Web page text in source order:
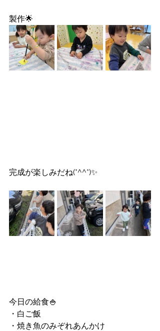
製作🌟
完成が楽しみだね(*^^*)✨
今日の給食🍚
・白ご飯
・焼き魚のみぞれあんかけ